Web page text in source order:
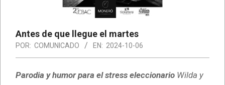
Antes de que llegue el martes
POR: COMUNICADO EN: 2024-10-06
Parodia y humor para el stress eleccionario Wilda y